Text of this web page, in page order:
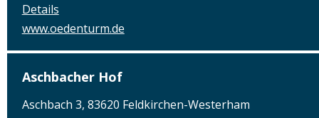
Details
www.oedenturm.de
Aschbacher Hof
Aschbach 3, 83620 Feldkirchen-Westerham